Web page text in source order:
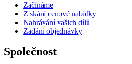
Začínáme
Získání cenové nabídky
Nahrávání vašich dílů
Zadání objednávky
Společnost